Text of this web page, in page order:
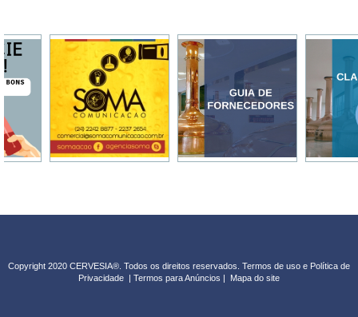
Copyright 2020 CERVESIA®. Todos os direitos reservados. Termos de uso e Política de
Privacidade
Termos para Anúncios Mapa do site